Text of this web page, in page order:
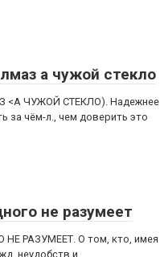
а чужой стекло
<А ЧУЖОЙ СТЕКЛО). Надежнее
за чём-л., чем доверить это
не разумеет
РАЗУМЕЕТ. О том, кто, имея
неудобств и